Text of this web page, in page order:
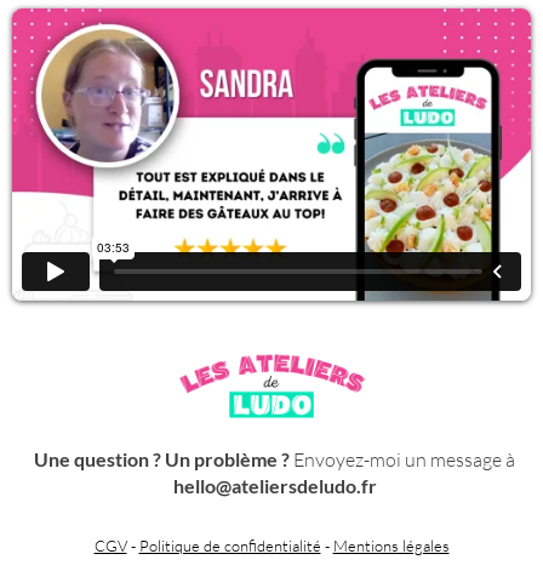
Une question ? Un problème ? Envoyez-moi un message à
hello@ateliersdeludo.fr
CGV- Politique de confidentialité - Mentions légales